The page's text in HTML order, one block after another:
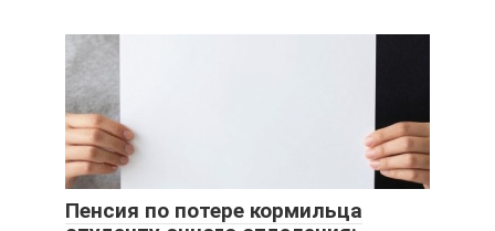
Пенсия по потере кормильца